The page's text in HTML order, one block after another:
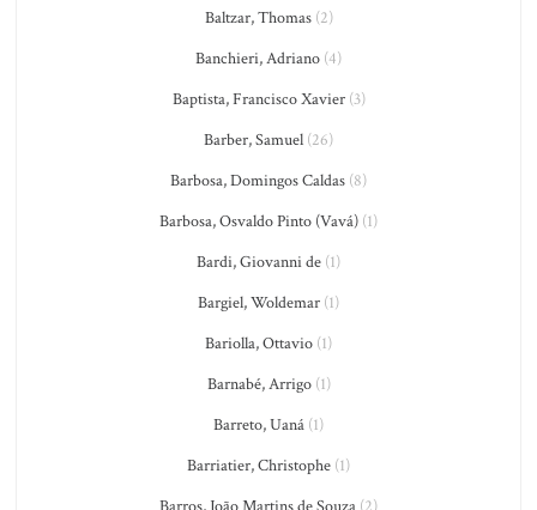
Baltzar, Thomas(2)
Banchieri, Adriano (4)
Baptista, Francisco Xavier(3)
Barber, Samuel (26)
Barbosa, Domingos Caldas (8)
Barbosa, Osvaldo Pinto (Vavá) (1)
Bardi, Giovanni de (1)
Bargiel, Woldemar (1)
Bariolla, Ottavio (1)
Barnabé, Arrigo(1)
Barreto, Uaná (1)
Barriatier, Christophe (1)